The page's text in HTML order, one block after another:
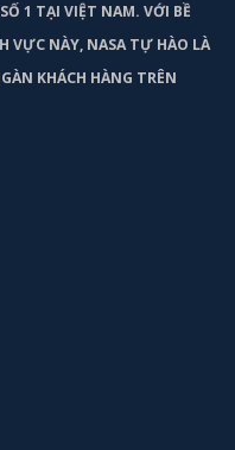
1 TẠI VIỆT NAM. VỚI BỀ
VỰC NÀY, NASA TỰ HÀO LÀ
KHÁCH HÀNG TRÊN